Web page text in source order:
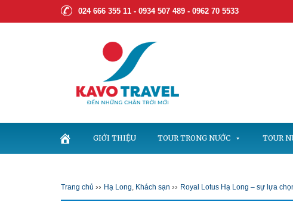
024 666 355 11 - 0934 507 489 - 0962 70 5533
GIỚI THIỆU TOUR TRONG NƯỚC TOUR
Trang chủ ›› Hạ Long, Khách sạn ›› Royal Lotus Hạ Long – sự lựa